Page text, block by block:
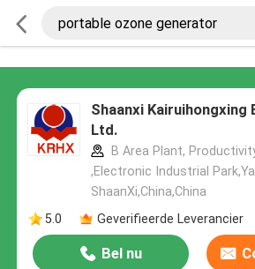
Shaanxi Kairuihongxing
Ltd.
B Area Plant,
,Electronic Industrial
ShaanXi,China,China
5.0
Geverifieerde Leverancier
Bel nu